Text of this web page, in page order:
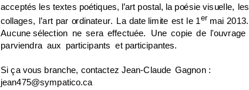
acceptés les textes poétiques, l’art postal, la poésie visuelle, les
collages, l’art par ordinateur. La date limite est le 1er mai 2013.
Aucune sélection ne sera effectuée. Une copie de l'ouvrage
parviendra aux participants et participantes.
Si ça vous branche, contactez Jean-Claude Gagnon :
jean475@sympatico.ca